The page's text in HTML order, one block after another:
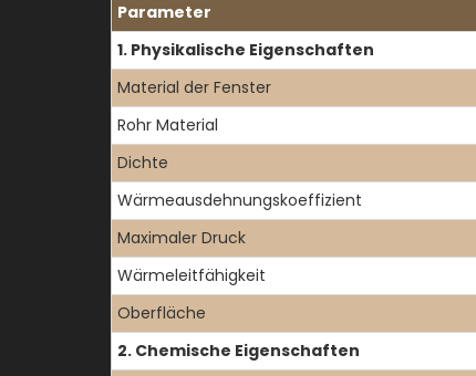
Parameter
1. Physikalische Eigenschaften
Material der Fenster
Rohr Material
Dichte
Wärmeausdehnungskoeffizient
Maximaler Druck
Wärmeleitfähigkeit
Oberfläche
2. Chemische Eigenschaften